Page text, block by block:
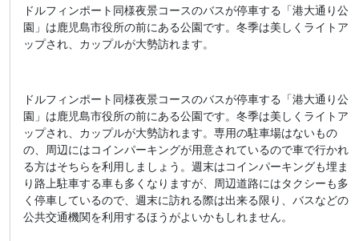
ドルフィンポート同様夜景コースのバスが停車する「港大通り公
園」は鹿児島市役所の前にある公園です。冬季は美しくライトア
ップされ、カップルが大勢訪れます。
ドルフィンポート同様夜景コースのバスが停車する「港大通り公
園」は鹿児島市役所の前にある公園です。冬季は美しくライトア
ップされ、カップルが大勢訪れます。専用の駐車場はないもの
の、周辺にはコインパーキングが用意されているので車で行かれ
る方はそちらを利用しましょう。週末はコインパーキングも埋ま
り路上駐車する車も多くなりますが、周辺道路にはタクシーも多
く停車しているので、週末に訪れる際は出来る限り、バスなどの
公共交通機関を利用するほうがよいかもしれません。